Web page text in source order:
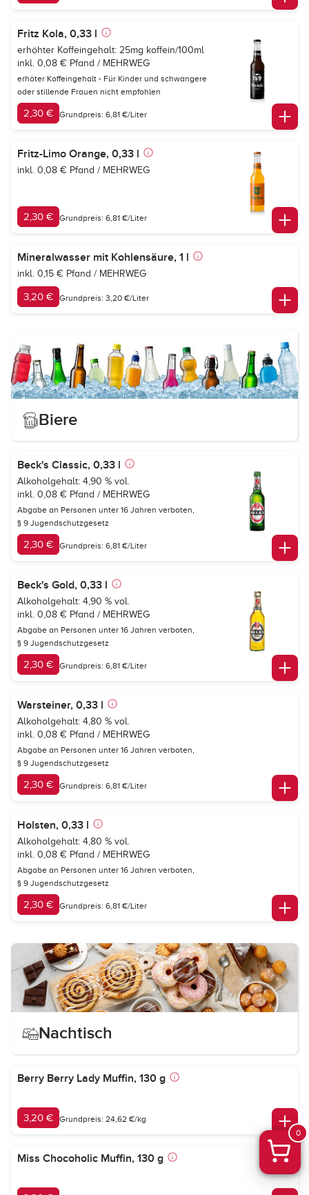
Fritz Kola, 0,33 l
erhöhter Koffeingehalt: 25mg koffein/100ml
inkl. 0,08 € Pfand / MEHRWEG
erhöter Koffeingehalt - Für Kinder und schwangere
oder stillende Frauen nicht empfohlen
2,30 € Grundpreis: 6,81 €/Liter
Fritz-Limo Orange, 0,33 l
inkl. 0,08 € Pfand / MEHRWEG
2,30 € Grundpreis: 6,81 €/Liter
Mineralwasser mit Kohlensäure, 1 l
inkl. 0,15 € Pfand / MEHRWEG
3,20 € Grundpreis: 3,20 €/Liter
Biere
Beck's Classic, 0,33 l
Alkoholgehalt: 4,90 % vol.
inkl. 0,08 € Pfand / MEHRWEG
Abgabe an Personen unter 16 Jahren verboten,
§ 9 Jugendschutzgesetz
2,30 € Grundpreis: 6,81 €/Liter
Beck's Gold, 0,33 l
Alkoholgehalt: 4,90 % vol.
inkl. 0,08 € Pfand / MEHRWEG
Abgabe an Personen unter 16 Jahren verboten,
§ 9 Jugendschutzgesetz
2,30 € Grundpreis: 6,81 €/Liter
Warsteiner, 0,33 l
Alkoholgehalt: 4,80 % vol.
inkl. 0,08 € Pfand / MEHRWEG
Abgabe an Personen unter 16 Jahren verboten,
§ 9 Jugendschutzgesetz
2,30 € Grundpreis: 6,81 €/Liter
Holsten, 0,33 l
Alkoholgehalt: 4,80 % vol.
inkl. 0,08 € Pfand / MEHRWEG
Abgabe an Personen unter 16 Jahren verboten,
§ 9 Jugendschutzgesetz
2,30 € Grundpreis: 6,81 €/Liter
Nachtisch
Berry Berry Lady Muffin, 130 g
3,20 € Grundpreis: 24,62 €/kg
Miss Chocoholic Muffin, 130 g
0